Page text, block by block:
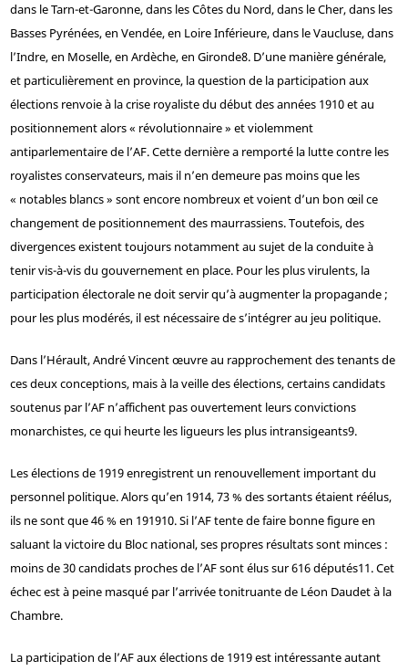
dans le Tarn-et-Garonne, dans les Côtes du Nord, dans le Cher, dans les
Basses Pyrénées, en Vendée, en Loire Inférieure, dans le Vaucluse, dans
l’Indre, en Moselle, en Ardèche, en Gironde8. D’une manière générale,
et particulièrement en province, la question de la participation aux
élections renvoie à la crise royaliste du début des années 1910 et au
positionnement alors « révolutionnaire » et violemment
antiparlementaire de l’AF. Cette dernière a remporté la lutte contre les
royalistes conservateurs, mais il n’en demeure pas moins que les
« notables blancs » sont encore nombreux et voient d’un bon œil ce
changement de positionnement des maurrassiens. Toutefois, des
divergences existent toujours notamment au sujet de la conduite à
tenir vis-à-vis du gouvernement en place. Pour les plus virulents, la
participation électorale ne doit servir qu’à augmenter la propagande ;
pour les plus modérés, il est nécessaire de s’intégrer au jeu politique.
Dans l’Hérault, André Vincent œuvre au rapprochement des tenants de
ces deux conceptions, mais à la veille des élections, certains candidats
soutenus par l’AF n’affichent pas ouvertement leurs convictions
monarchistes, ce qui heurte les ligueurs les plus intransigeants9.
Les élections de 1919 enregistrent un renouvellement important du
personnel politique. Alors qu’en 1914, 73 % des sortants étaient réélus,
ils ne sont que 46 % en 191910. Si l’AF tente de faire bonne figure en
saluant la victoire du Bloc national, ses propres résultats sont minces :
moins de 30 candidats proches de l’AF sont élus sur 616 députés11. Cet
échec est à peine masqué par l’arrivée tonitruante de Léon Daudet à la
Chambre.
La participation de l’AF aux élections de 1919 est intéressante autant